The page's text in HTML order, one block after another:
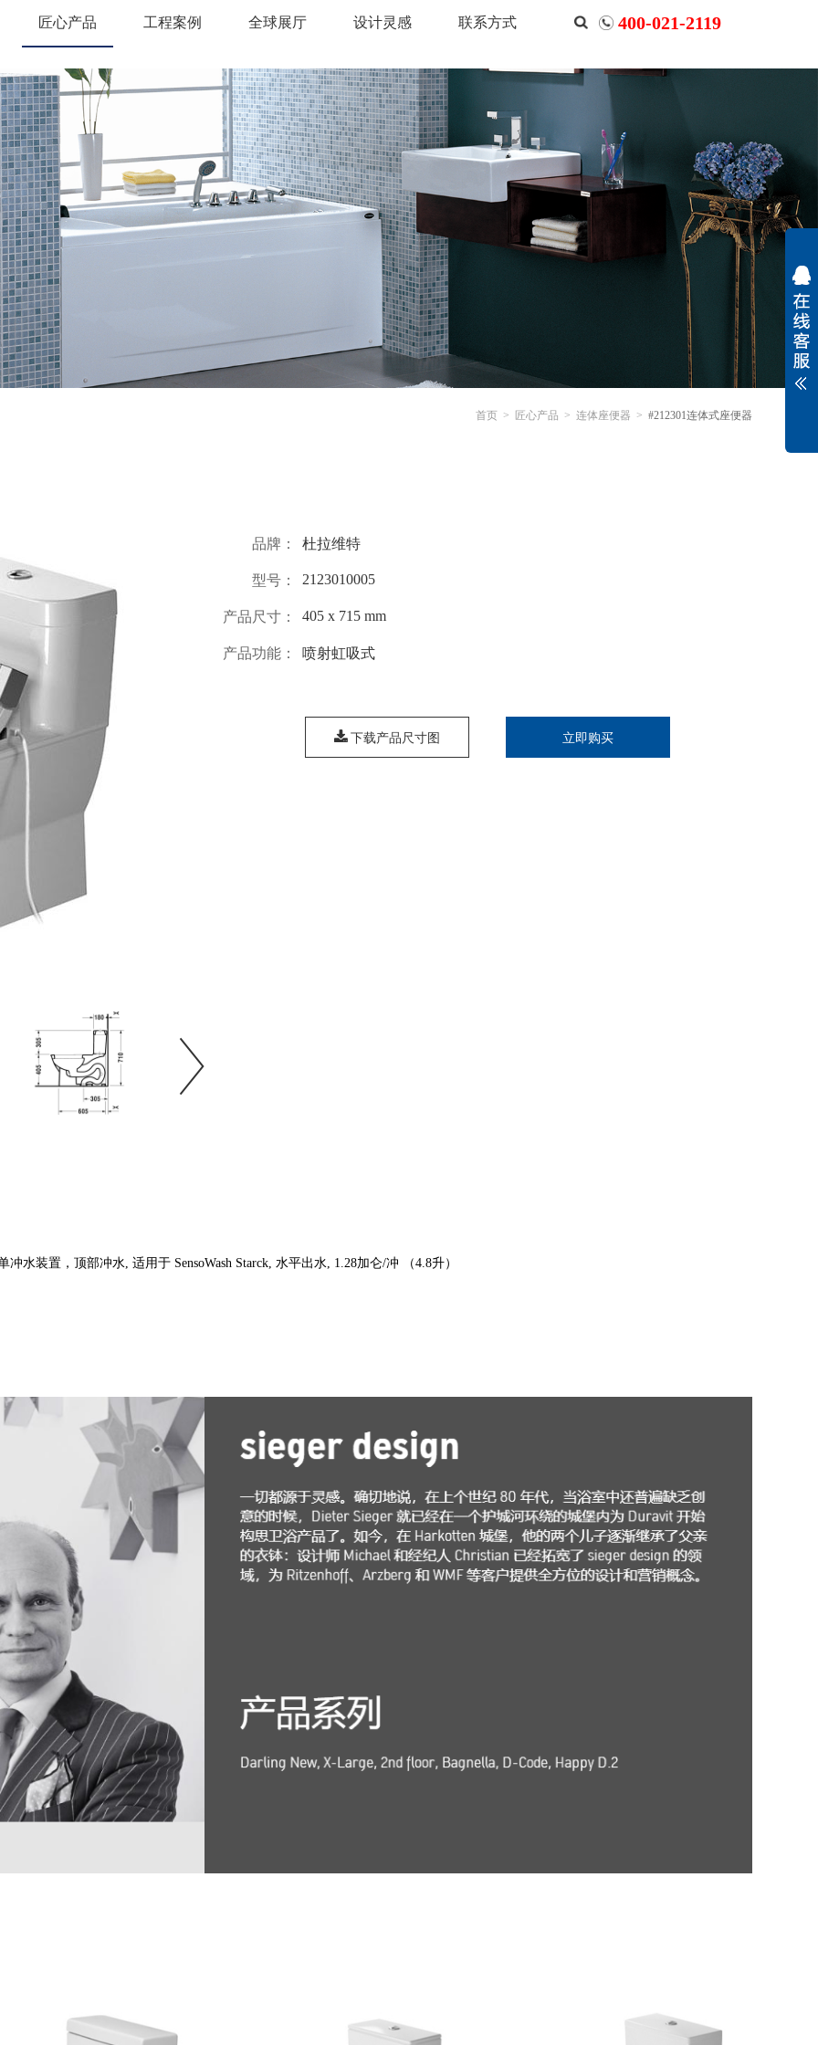
匠心产品 工程案例 全球展厅 设计灵感 联系方式 400-021-2119
首页 > 匠心产品 > 连体座便器 > #212301连体式座便器
品牌： 杜拉维特
型号： 2123010005
产品尺寸： 405 x 715 mm
产品功能： 喷射虹吸式
下载产品尺寸图 立即购买
水装置，顶部冲水, 适用于 SensoWash Starck, 水平出水, 1.28加仑/冲 （4.8升）